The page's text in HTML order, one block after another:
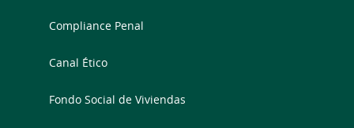
Compliance Penal
Canal Ético
Fondo Social de Viviendas